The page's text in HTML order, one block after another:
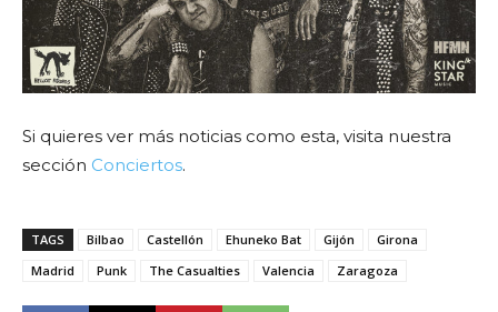
Si quieres ver más noticias como esta, visita nuestra
sección Conciertos.
TAGS Bilbao Castellón Ehuneko Bat Gijón
Girona
Madrid
Punk The Casualties Valencia Zaragoza